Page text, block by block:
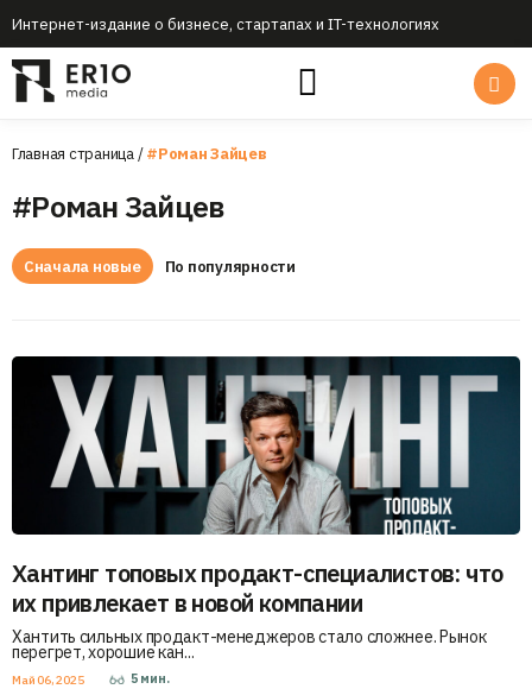
Интернет-издание о бизнесе, стартапах и IT-технологиях
Главная страница/#Роман Зайцев
#Роман Зайцев
Сначала новые По популярности
Хантинг топовых продакт-специалистов: что
их привлекает в новой компании
Хантить сильных продакт-менеджеров стало сложнее. Рынок
перегрет, хорошие кан...
Май 06, 2025 5 мин.